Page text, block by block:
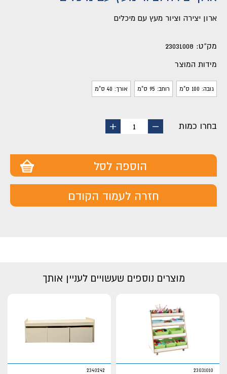
ארון יצירה וציור מעץ עם מיכלים
מק"ט: 23031008
מידות המוצר
גובה: 100 ס"מ רוחב: 95 ס"מ אורך: 40 ס"מ
בחרו כמות
החסר
1
הוסף
הוספה לסל
חזרה לעמוד הקודם
מוצרים נוספים שעשויים לעניין אותך
23031010
2340242